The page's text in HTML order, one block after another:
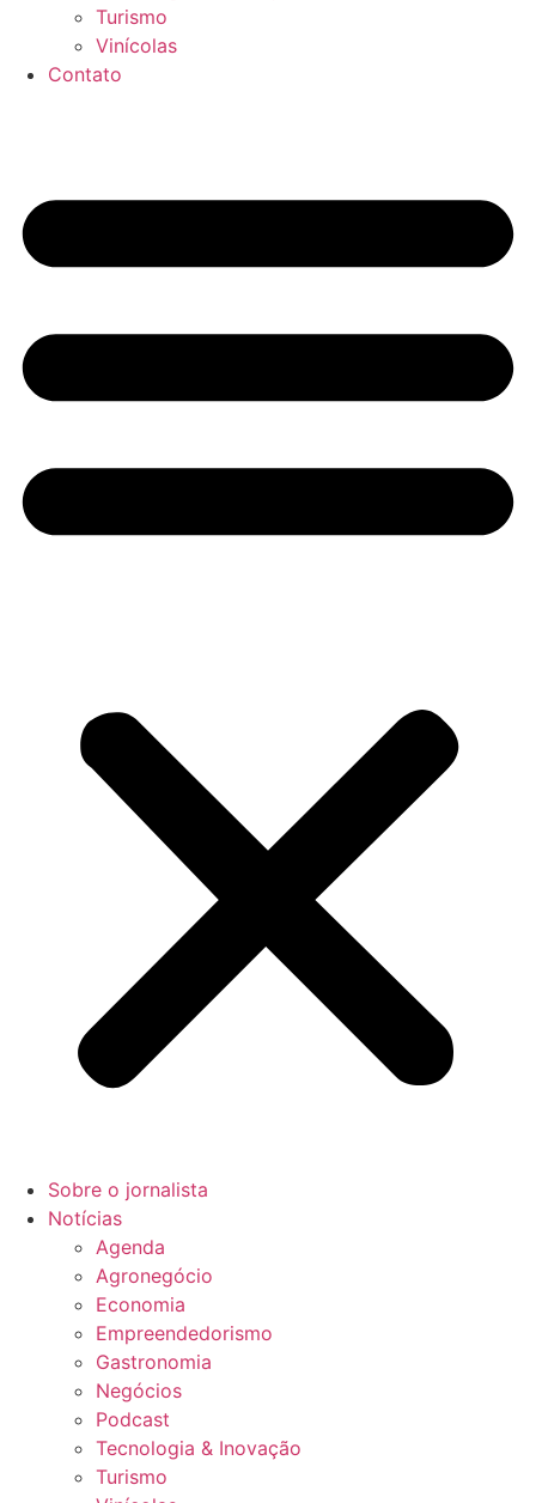
Turismo
Vinícolas
Contato
Sobre o jornalista
Notícias
Agenda
Agronegócio
Economia
Empreendedorismo
Gastronomia
Negócios
Podcast
Tecnologia & Inovação
Turismo